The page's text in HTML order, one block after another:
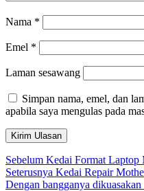
Nama *
Emel *
Laman sesawang
Simpan nama, emel, dan
apabila saya mengulas pada
Navigasi
kiriman
Sebelum Kiriman
sebelumnya:
Kedai Format Laptop
Seterusnya Kiriman
seterusnya:
Kedai Repair
Dengan bangganya